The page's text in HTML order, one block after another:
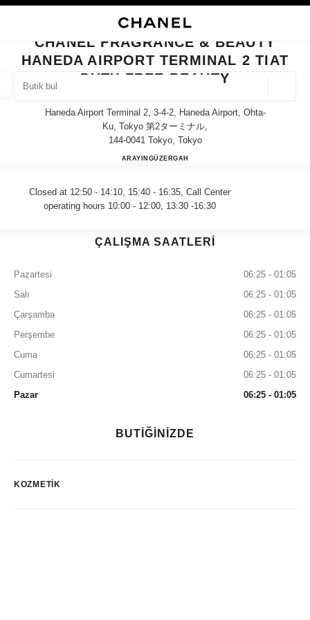
BUTIK BUL
BUTIK KARTINI KAPAT CHANEL FRAGRANCE & BEAUTY HANEDA
CHANEL FRAGRANCE & BEAUTY
HANEDA AIRPORT TERMINAL 2 TIAT
DUTY FREE BEAUTY
Haneda Airport Terminal 2, 3-4-2, Haneda Airport, Ohta-
Ku, Tokyo 第2ターミナル,
144-0041 Tokyo, Tokyo
ARAYIN0120-610-489
GÜZERGAHCHANEL FRAGRANCE &
Closed at 12:50 - 14:10, 15:40 - 16:35, Call Center
operating hours 10:00 - 12:00, 13:30 -16:30
ÇALIŞMA SAATLERİ
Pazartesi
06:25 - 01:05
Salı
06:25 - 01:05
Çarşamba
06:25 - 01:05
Perşembe
06:25 - 01:05
Cuma
06:25 - 01:05
Cumartesi
06:25 - 01:05
Pazar
06:25 - 01:05
BUTİĞİNİZDE
KOZMETIK
GÖZLÜKLER SAATLER VE FINE JEWELLERY